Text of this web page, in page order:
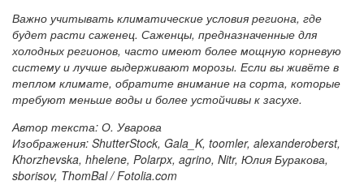
Важно учитывать климатические условия региона, где
будет расти саженец. Саженцы, предназначенные для
холодных регионов, часто имеют более мощную корневую
систему и лучше выдерживают морозы. Если вы живёте в
теплом климате, обратите внимание на сорта, которые
требуют меньше воды и более устойчивы к засухе.
Автор текста: О. Уварова
Изображения: ShutterStock, Gala_K, toomler, alexanderoberst,
Khorzhevska, hhelene, Polarpx, agrino, Nitr, Юлия Буракова,
sborisov, ThomBal / Fotolia.com